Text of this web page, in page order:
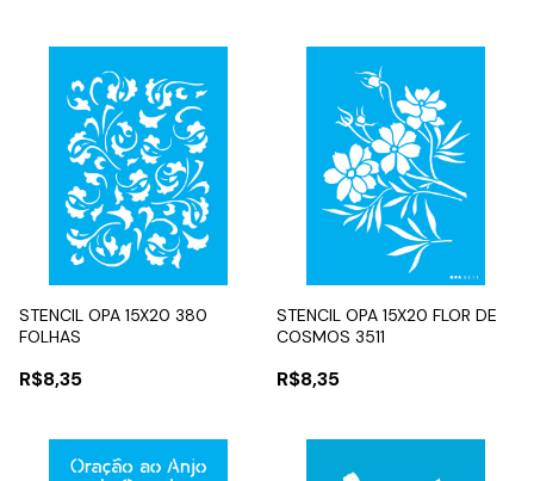
STENCIL OPA 15X20 380
FOLHAS
R$8,35
STENCIL OPA 15X20 FLOR DE
COSMOS 3511
R$8,35